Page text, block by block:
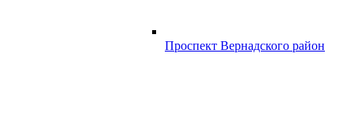
Проспект Вернадского район